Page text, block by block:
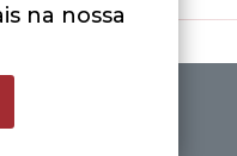
na nossa